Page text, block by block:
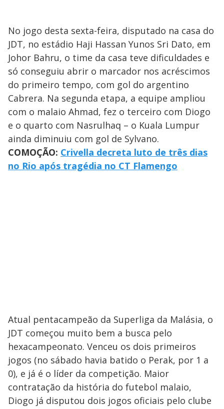
No jogo desta sexta-feira, disputado na casa do
JDT, no estádio Haji Hassan Yunos Sri Dato, em
Johor Bahru, o time da casa teve dificuldades e
só conseguiu abrir o marcador nos acréscimos
do primeiro tempo, com gol do argentino
Cabrera. Na segunda etapa, a equipe ampliou
com o malaio Ahmad, fez o terceiro com Diogo
e o quarto com Nasrulhaq – o Kuala Lumpur
ainda diminuiu com gol de Sylvano.
COMOÇÃO: Crivella decreta luto de três dias
no Rio após tragédia no CT Flamengo
Atual pentacampeão da Superliga da Malásia, o
JDT começou muito bem a busca pelo
hexacampeonato. Venceu os dois primeiros
jogos (no sábado havia batido o Perak, por 1 a
0), e já é o líder da competição. Maior
contratação da história do futebol malaio,
Diogo já disputou dois jogos oficiais pelo clube